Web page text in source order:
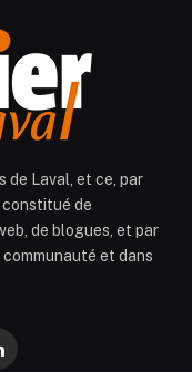
de Laval, et ce, par
de
de blogues, et par
et dans